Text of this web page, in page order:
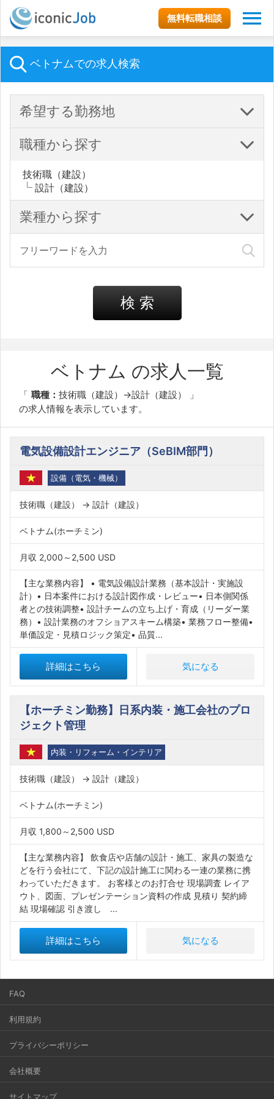
無料転職相談
ベトナムでの求人検索
希望する勤務地
職種から探す
技術職（建設）
設計（建設）
業種から探す
検 索
ベトナム の求人一覧
職種： 技術職（建設）→設計（建設）
の求人情報を表示しています。
電気設備設計エンジニア（SeBIM部門）
設備（電気・機械）
技術職（建設） → 設計（建設）
ベトナム(ホーチミン)
月収 2,000～2,500 USD
【主な業務内容】 • 電気設備設計業務（基本設計・実施設
計）• 日本案件における設計図作成・レビュー• 日本側関係
者との技術調整• 設計チームの立ち上げ・育成（リーダー業
務）• 設計業務のオフショアスキーム構築• 業務フロー整備•
単価設定・見積ロジック策定• 品質...
詳細はこちら 気になる
【ホーチミン勤務】日系内装・施工会社のプロ
ジェクト管理
内装・リフォーム・インテリア
技術職（建設） → 設計（建設）
ベトナム(ホーチミン)
月収 1,800～2,500 USD
【主な業務内容】 飲食店や店舗の設計・施工、家具の製造な
どを行う会社にて、下記の設計施工に関わる一連の業務に携
わっていただきます。 お客様とのお打合せ 現場調査 レイア
ウト、図面、プレゼンテーション資料の作成 見積り 契約締
結 現場確認 引き渡し ...
詳細はこちら 気になる
FAQ
利用規約
プライバシーポリシー
会社概要
サイトマップ